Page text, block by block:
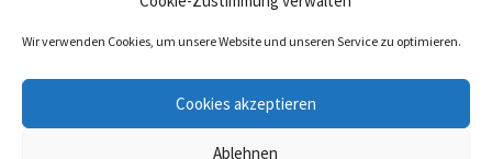
Wir verwenden Cookies, um unsere Website und unseren Service zu optimieren.
Cookies akzeptieren
Ablehnen
10. AUGUST 2026